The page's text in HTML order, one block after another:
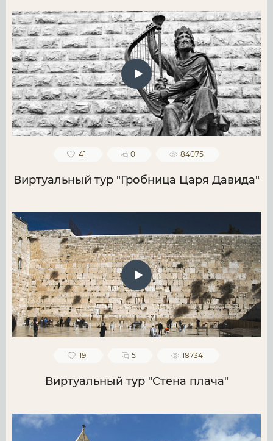
41 0 84075
Виртуальный тур "Гробница Царя Давида"
19 5 18734
Виртуальный тур "Стена плача"